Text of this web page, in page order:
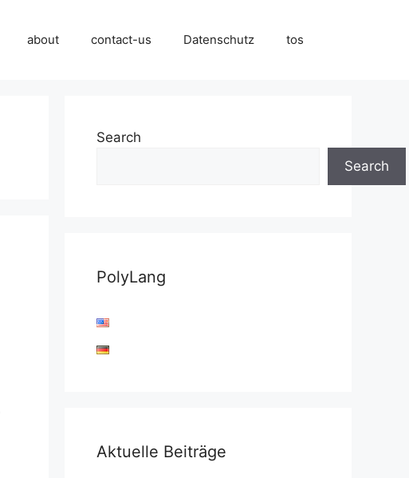
about contact-us Datenschutz tos
Search
Search
PolyLang
Aktuelle Beiträge